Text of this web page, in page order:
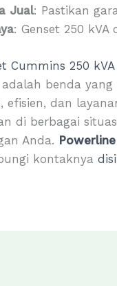
Jual: Pastikan
: Genset 250
Cummins 250 kVA
benda
efisien, dan
di berbagai
Anda.
kontaknya